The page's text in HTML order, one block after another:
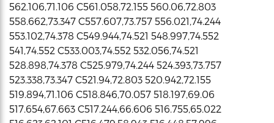
562.106,71.106 C561.058,72.155 560.06,72.803
558.662,73.347 C557.607,73.757 556.021,74.244
553.102,74.378 C549.944,74.521 548.997,74.552
541,74.552 C533.003,74.552 532.056,74.521
528.898,74.378 C525.979,74.244 524.393,73.757
523.338,73.347 C521.94,72.803 520.942,72.155
519.894,71.106 C518.846,70.057 518.197,69.06
517.654,67.663 C517.244,66.606 516.755,65.022